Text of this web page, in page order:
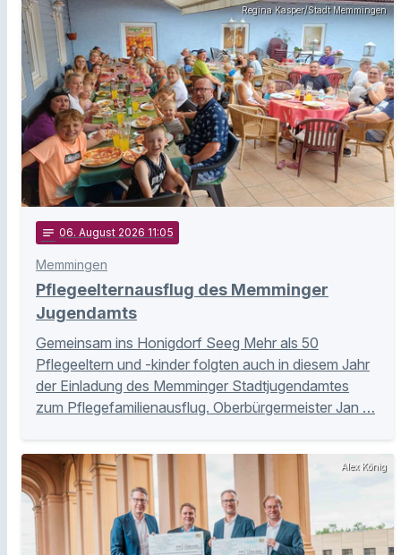
Regina Kasper/Stadt Memmingen
notes 06. August 2026 11:05
Memmingen
Pflegeelternausflug des Memminger
Jugendamts
Gemeinsam ins Honigdorf Seeg Mehr als 50
Pflegeeltern und -kinder folgten auch in diesem Jahr
der Einladung des Memminger Stadtjugendamtes
zum Pflegefamilienausflug. Oberbürgermeister Jan …
Alex König